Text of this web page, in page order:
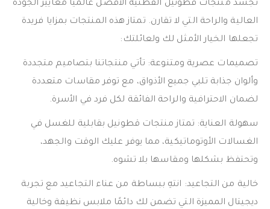
تجسد منتجات قطونيل القطنية الأفضل عالميًا معايير الجودة
العالية والراحة التي لا تقارن. تمتاز هذه المنتجات بمزايا فريدة
تجعلها الخيار الأمثل لك ولعائلتك:
تصميمات عصرية ومتنوعة: تأتي منتجاتنا بتصاميم متجددة
وألوان جذابة تلبي جميع الأذواق، مع توفر مقاسات متعددة
لضمان الاحترافية والراحة الفائقة لكل فرد في الأسرة.
سهولة العناية: تمتاز منتجات قطونيل بقابلية للغسل في
الغسالات الأوتوماتيكية، مما يوفر عليك الوقت والجهد،
وتحتفظ بشكلها ومقاسها بلا تشوه.
خالية من التجاعيد: انتهِ ببساطة من عناء التجاعيد مع تجربة
ديجيتال المميزة التي تضمن لك دائمًا ملابس نظيفة وخالية